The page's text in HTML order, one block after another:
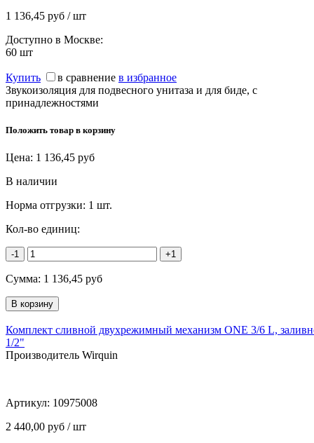
1 136,45 руб / шт
Доступно в Москве:
60 шт
Купить в сравнение в избранное
Звукоизоляция для подвесного унитаза и для биде, с
принадлежностями
Положить товар в корзину
Цена: 1 136,45 руб
В наличии
Норма отгрузки: 1 шт.
Кол-во единиц:
-1 +1
Сумма: 1 136,45 руб
Комплект сливной двухрежимный механизм ONE 3/6 L,
1/2"
Производитель Wirquin
Артикул: 10975008
2 440,00 руб / шт